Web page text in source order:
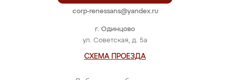
г. Одинцово
ул. Советская, д. 5а
СХЕМА ПРОЕЗДА
corp-renessans@yandex.ru